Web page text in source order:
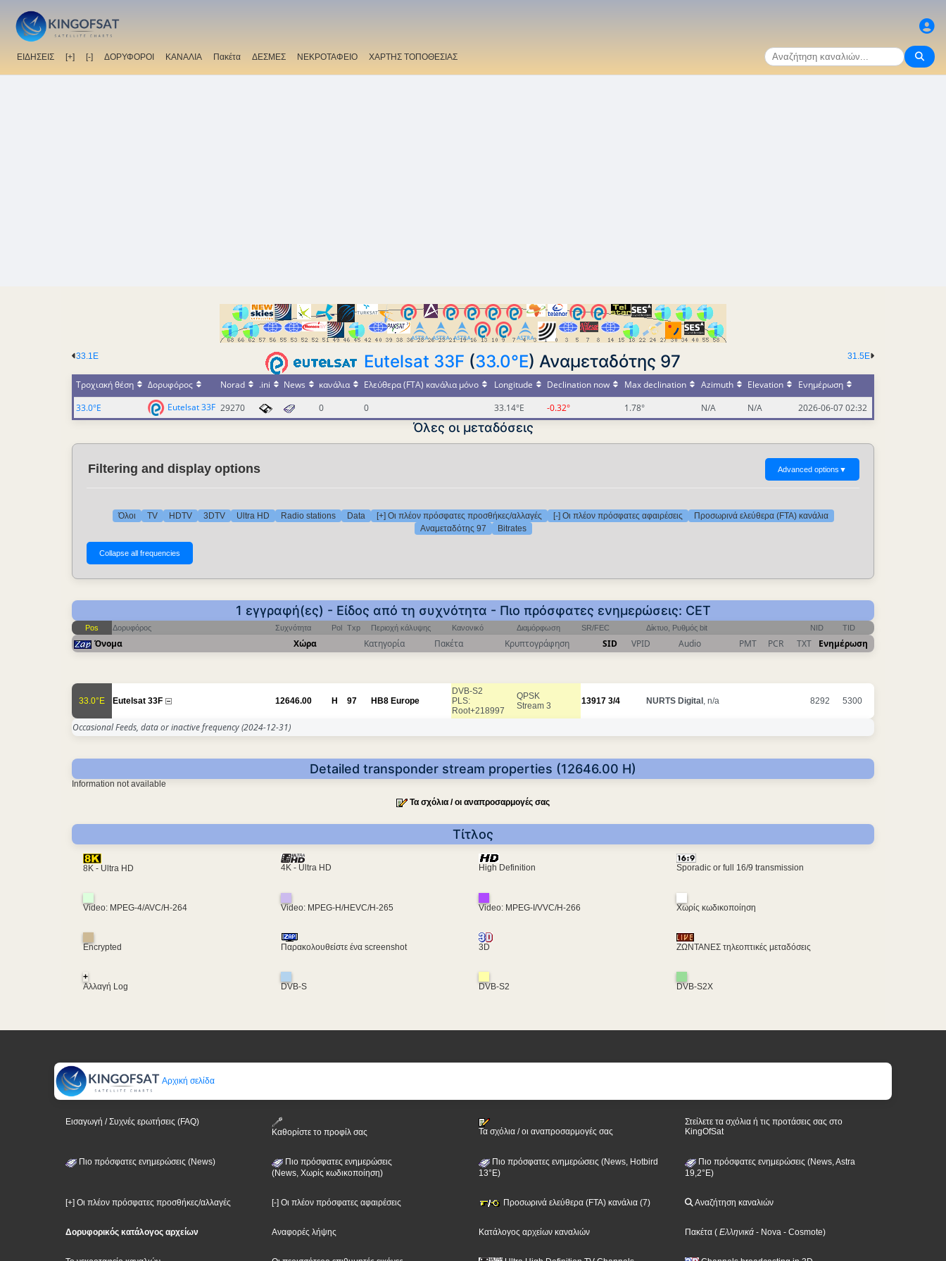
ΕΙΔΗΣΕΙΣ [+] [-] ΔΟΡΥΦΟΡΟΙ ΚΑΝΑΛΙΑ Πακέτα ΔΕΣΜΕΣ ΝΕΚΡΟΤΑΦΕΙΟ ΧΑΡΤΗΣ ΤΟΠΟΘΕΣΙΑΣ
31.5E
33.1E Eutelsat 33F (33.0°E) Αναμεταδότης 97
Τροχιακή θέση Δορυφόρος Norad .ini News κανάλια Ελεύθερα (FTA) κανάλια μόνο Longitude Declination now Max declination Azimuth Elevation
Ενημέρωση
33.0°E
Eutelsat 33F 29270 0 0 33.14°E -0.32° 1.78° N/A N/A 2026-06-07 02:32
Όλες οι μεταδόσεις
Filtering and display options Advanced options ▼
Όλοι TV HDTV 3DTV Ultra HD Radio stations Data [+] Οι πλέον πρόσφατες προσθήκες/αλλαγές [-] Οι πλέον πρόσφατες αφαιρέσεις
Προσωρινά ελεύθερα (FTA) κανάλια
Αναμεταδότης 97
Bitrates
1 εγγραφή(ες) - Είδος από τη συχνότητα - Πιο πρόσφατες ενημερώσεις: CET
Pos Δορυφόρος Συχνότητα Pol Txp Περιοχή κάλυψης Κανονικό Διαμόρφωση SR/FEC Δίκτυο, Ρυθμός bit NID TID
Όνομα Χώρα Κατηγορία Πακέτα Κρυπτογράφηση SID VPID Audio PMT PCR TXT Ενημέρωση
33.0°E Eutelsat 33F 12646.00 H 97 HB8 Europe
DVB-S2
PLS:
Root+218997
QPSK
Stream 3
13917 3/4 NURTS Digital , n/a 8292 5300
Occasional Feeds, data or inactive frequency(2024-12-31)
Detailed transponder stream properties (12646.00 H)
Information not available
Τα σχόλια / οι αναπροσαρμογές σας
Τίτλος
8K - Ultra HD 4K - Ultra HD High Definition Sporadic or full 16/9 transmission
Video: MPEG-4/AVC/H-264 Video: MPEG-H/HEVC/H-265 Video: MPEG-I/VVC/H-266 Χωρίς κωδικοποίηση
Encrypted Παρακολουθείστε ένα screenshot 3D ΖΩΝΤΑΝΕΣ τηλεοπτικές μεταδόσεις
+
Αλλαγή Log
DVB-S DVB-S2 DVB-S2X
Αρχική σελίδα
Εισαγωγή / Συχνές ερωτήσεις (FAQ)
Καθορίστε το προφίλ σας
Τα σχόλια / οι αναπροσαρμογές σας
Στείλετε τα σχόλια ή τις προτάσεις σας στο
KingOfSat
Πιο πρόσφατες ενημερώσεις (News)
Πιο πρόσφατες ενημερώσεις
(News, Χωρίς κωδικοποίηση)
Πιο πρόσφατες ενημερώσεις (News, Hotbird
13°E)
Πιο πρόσφατες ενημερώσεις (News, Astra
19,2°E)
[+] Οι πλέον πρόσφατες προσθήκες/αλλαγές [-] Οι πλέον πρόσφατες αφαιρέσεις Προσωρινά ελεύθερα (FTA) κανάλια (7) Αναζήτηση καναλιών
Δορυφορικός κατάλογος αρχείων Αναφορές λήψης Κατάλογος αρχείων καναλιών Πακέτα ( Ελληνικά - Nova - Cosmote)